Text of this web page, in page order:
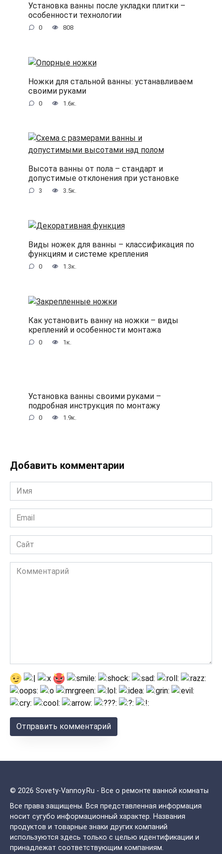
Установка ванны после укладки плитки –
особенности технологии
0 808
Ножки для стальной ванны: устанавливаем
своими руками
0 1.6к.
Высота ванны от пола – стандарт и
допустимые отклонения при установке
3 3.5к.
Виды ножек для ванны – классификация по
функциям и системе крепления
0 1.3к.
Как установить ванну на ножки – виды
креплений и особенности монтажа
0 1к.
Установка ванны своими руками –
подробная инструкция по монтажу
0 1.9к.
Добавить комментарии
Имя
*
Email
*
Сайт
Комментарий
© 2026 Sovety-Vannoy.Ru - Все о ремонте ванной комнаты
Все права защищены. Вся представленная информация
носит сугубо информационный характер. Названия
продуктов и товарные знаки других компаний
используются здесь только с целью идентификации и
принадлежат соответствующим компаниям.